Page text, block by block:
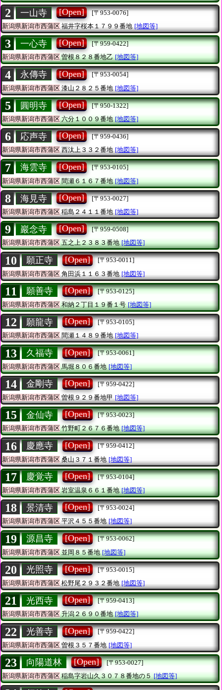
2 一山寺 [Open]
[〒953-0076]
新潟県新潟市西蒲区福井字桜本１７９９番地 [地図等]
3 一心寺 [Open]
[〒959-0422]
新潟県新潟市西蒲区曽根８２８番地乙 [地図等]
4 永傳寺 [Open]
[〒953-0054]
新潟県新潟市西蒲区 漆山２８２５番地 [地図等]
5 圓明寺 [Open]
[〒950-1322]
新潟県新潟市西蒲区六分１００９番地 [地図等]
6 応声寺 [Open]
[〒959-0436]
新潟県新潟市西蒲区西汰上３３２番地 [地図等]
7 海雲寺 [Open]
[〒953-0105]
新潟県新潟市西蒲区間瀬６１６７番地 [地図等]
8 海見寺 [Open]
[〒953-0027]
新潟県新潟市西蒲区稲島２４１１番地 [地図等]
9 巖念寺 [Open]
[〒959-0508]
新潟県新潟市西蒲区五之上２３８３番地 [地図等]
10 願正寺 [Open]
[〒953-0011]
新潟県新潟市西蒲区 角田浜１１６３番地 [地図等]
11 願善寺 [Open]
[〒953-0125]
新潟県新潟市西蒲区和納２丁目１９番１号 [地図等]
12 願龍寺 [Open]
[〒953-0105]
新潟県新潟市西蒲区間瀬１４８９番地 [地図等]
13 久福寺 [Open]
[〒953-0061]
新潟県新潟市西蒲区馬堀８０６番地 [地図等]
14 金剛寺 [Open]
[〒959-0422]
新潟県新潟市西蒲区 曽根９２９番地甲 [地図等]
15 金仙寺 [Open]
[〒953-0023]
新潟県新潟市西蒲区竹野町２６７６番地 [地図等]
16 慶應寺 [Open]
[〒959-0412]
新潟県新潟市西蒲区 桑山３７１番地 [地図等]
17 慶覚寺 [Open]
[〒953-0104]
新潟県新潟市西蒲区岩室温泉６６１番地 [地図等]
18 景清寺 [Open]
[〒953-0024]
新潟県新潟市西蒲区平沢４５５番地 [地図等]
19 源昌寺 [Open]
[〒953-0062]
新潟県新潟市西蒲区並岡８５番地 [地図等]
20 光照寺 [Open]
[〒953-0015]
新潟県新潟市西蒲区 松野尾２９３２番地 [地図等]
21 光西寺 [Open]
[〒959-0413]
新潟県新潟市西蒲区升潟２６９０番地 [地図等]
22 光善寺 [Open]
[〒959-0422]
新潟県新潟市西蒲区 曽根３５７番地 [地図等]
23 向陽道林 [Open]
[〒953-0027]
新潟県新潟市西蒲区稲島字岩山久３０７８番地の５ [地図等]